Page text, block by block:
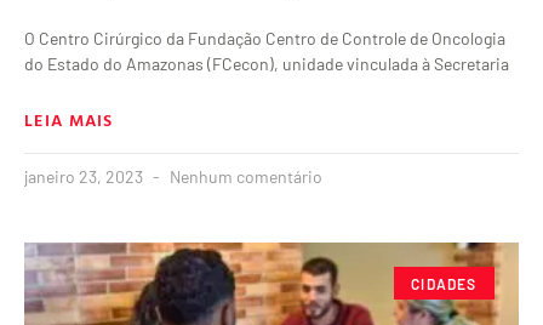
O Centro Cirúrgico da Fundação Centro de Controle de Oncologia
do Estado do Amazonas (FCecon), unidade vinculada à Secretaria
LEIA MAIS
janeiro 23, 2023 Nenhum comentário
CIDADES